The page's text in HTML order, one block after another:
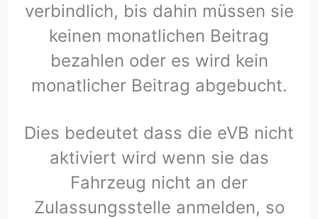
verbindlich, bis dahin müssen sie
keinen monatlichen Beitrag
bezahlen oder es wird kein
monatlicher Beitrag abgebucht.
Dies bedeutet dass die eVB nicht
aktiviert wird wenn sie das
Fahrzeug nicht an der
Zulassungsstelle anmelden, so